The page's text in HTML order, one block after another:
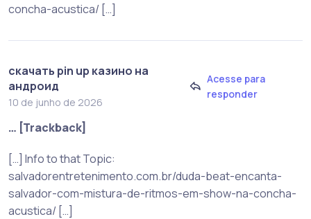
concha-acustica/ […]
скачать pin up казино на
андроид
10 de junho de 2026
Acesse para
responder
… [Trackback]
[…] Info to that Topic:
salvadorentretenimento.com.br/duda-beat-encanta-
salvador-com-mistura-de-ritmos-em-show-na-concha-
acustica/ […]